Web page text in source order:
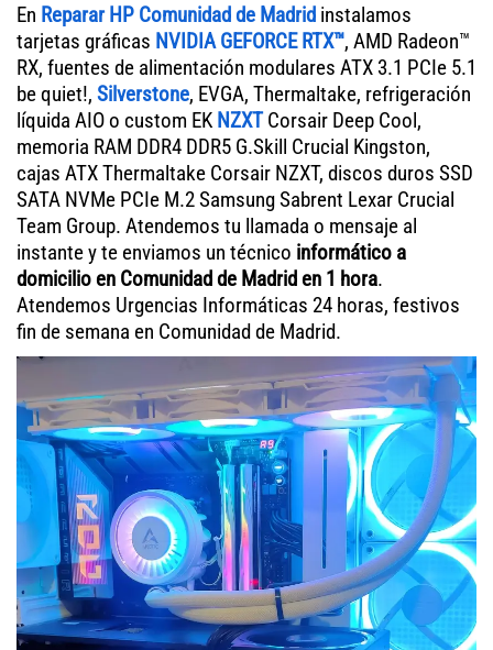
En Reparar HP Comunidad de Madrid instalamos
tarjetas gráficas NVIDIA GEFORCE RTX™, AMD Radeon™
RX, fuentes de alimentación modulares ATX 3.1 PCIe 5.1
be quiet!, Silverstone, EVGA, Thermaltake, refrigeración
líquida AIO o custom EK NZXTCorsair Deep Cool,
memoria RAM DDR4 DDR5 G.Skill Crucial Kingston,
cajas ATX Thermaltake Corsair NZXT, discos duros SSD
SATA NVMe PCIe M.2 Samsung Sabrent Lexar Crucial
Team Group. Atendemos tu llamada o mensaje al
instante y te enviamos un técnico informático a
domicilio en Comunidad de Madrid en 1 hora.
Atendemos Urgencias Informáticas 24 horas, festivos
fin de semana en Comunidad de Madrid.